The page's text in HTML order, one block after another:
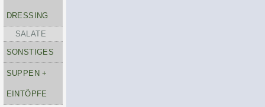
DRESSING
SALATE
SONSTIGES
SUPPEN +
EINTÖPFE